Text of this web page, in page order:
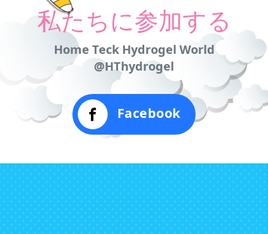
私たちに参加する
Home Teck Hydrogel World
@HThydrogel
Facebook